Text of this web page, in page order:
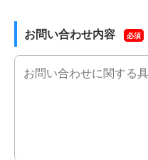
お問い合わせ内容 必須